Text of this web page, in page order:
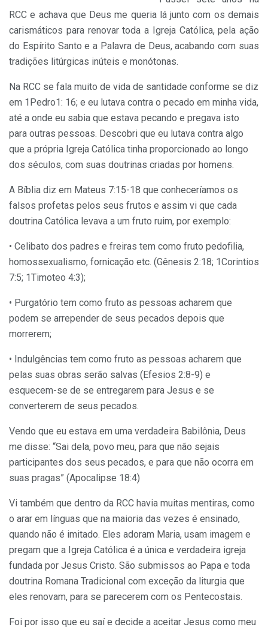
RCC e achava que Deus me queria lá junto com os demais
carismáticos para renovar toda a Igreja Católica, pela ação
do Espírito Santo e a Palavra de Deus, acabando com suas
tradições litúrgicas inúteis e monótonas.
Na RCC se fala muito de vida de santidade conforme se diz
em 1Pedro1: 16; e eu lutava contra o pecado em minha vida,
até a onde eu sabia que estava pecando e pregava isto
para outras pessoas. Descobri que eu lutava contra algo
que a própria Igreja Católica tinha proporcionado ao longo
dos séculos, com suas doutrinas criadas por homens.
A Bíblia diz em Mateus 7:15-18 que conheceríamos os
falsos profetas pelos seus frutos e assim vi que cada
doutrina Católica levava a um fruto ruim, por exemplo:
• Celibato dos padres e freiras tem como fruto pedofilia,
homossexualismo, fornicação etc. (Gênesis 2:18; 1Corintios
7:5; 1Timoteo 4:3);
• Purgatório tem como fruto as pessoas acharem que
podem se arrepender de seus pecados depois que
morrerem;
• Indulgências tem como fruto as pessoas acharem que
pelas suas obras serão salvas (Efesios 2:8-9) e
esquecem-se de se entregarem para Jesus e se
converterem de seus pecados.
Vendo que eu estava em uma verdadeira Babilônia, Deus
me disse: “Sai dela, povo meu, para que não sejais
participantes dos seus pecados, e para que não ocorra em
suas pragas” (Apocalipse 18:4)
Vi também que dentro da RCC havia muitas mentiras, como
o arar em línguas que na maioria das vezes é ensinado,
quando não é imitado. Eles adoram Maria, usam imagem e
pregam que a Igreja Católica é a única e verdadeira igreja
fundada por Jesus Cristo. São submissos ao Papa e toda
doutrina Romana Tradicional com exceção da liturgia que
eles renovam, para se parecerem com os Pentecostais.
Foi por isso que eu saí e decide a aceitar Jesus como meu